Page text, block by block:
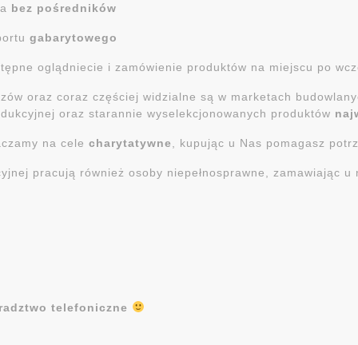
bez pośredników
gabarytowego
oglądniecie i zamówienie produktów na miejscu po
oraz coraz częściej widzialne są w marketach
oraz starannie wyselekcjonowanych produktów
na cele charytatywne , kupując u Nas pomagasz
pracują również osoby niepełnosprawne, zamawiając
telefoniczne